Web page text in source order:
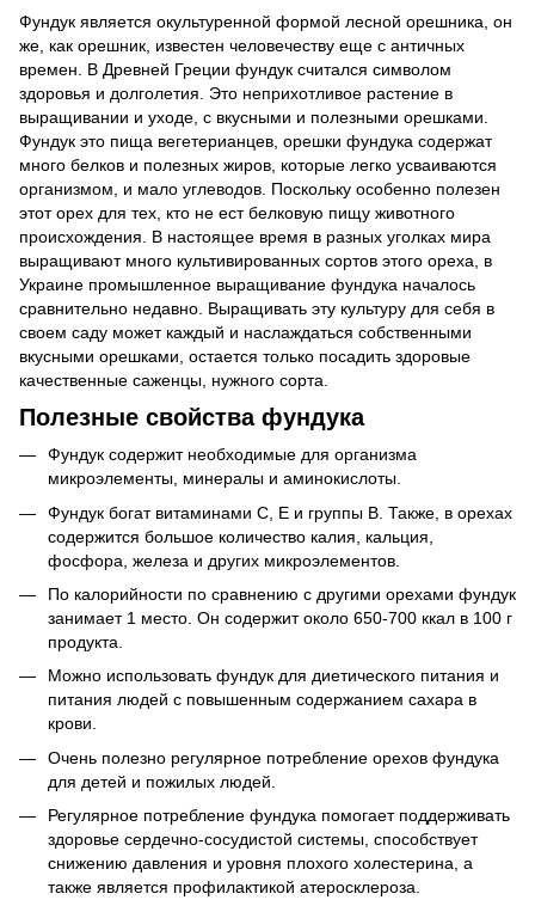
Фундук является окультуренной формой лесной орешника, он
же, как орешник, известен человечеству еще с античных
времен. В Древней Греции фундук считался символом
здоровья и долголетия. Это неприхотливое растение в
выращивании и уходе, с вкусными и полезными орешками.
Фундук это пища вегетерианцев, орешки фундука содержат
много белков и полезных жиров, которые легко усваиваются
организмом, и мало углеводов. Поскольку особенно полезен
этот орех для тех, кто не ест белковую пищу животного
происхождения. В настоящее время в разных уголках мира
выращивают много культивированных сортов этого ореха, в
Украине промышленное выращивание фундука началось
сравнительно недавно. Выращивать эту культуру для себя в
своем саду может каждый и наслаждаться собственными
вкусными орешками, остается только посадить здоровые
качественные саженцы, нужного сорта.
Полезные свойства фундука
Фундук содержит необходимые для организма
микроэлементы, минералы и аминокислоты.
Фундук богат витаминами C, E и группы B. Также, в орехах
содержится большое количество калия, кальция,
фосфора, железа и других микроэлементов.
По калорийности по сравнению с другими орехами фундук
занимает 1 место. Он содержит около 650-700 ккал в 100 г
продукта.
Можно использовать фундук для диетического питания и
питания людей с повышенным содержанием сахара в
крови.
Очень полезно регулярное потребление орехов фундука
для детей и пожилых людей.
Регулярное потребление фундука помогает поддерживать
здоровье сердечно-сосудистой системы, способствует
снижению давления и уровня плохого холестерина, а
также является профилактикой атеросклероза.